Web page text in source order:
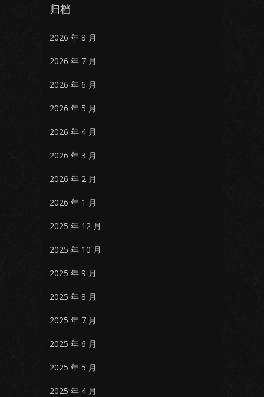
归档
2026 年 8 月
2026 年 7 月
2026 年 6 月
2026 年 5 月
2026 年 4 月
2026 年 3 月
2026 年 2 月
2026 年 1 月
2025 年 12 月
2025 年 10 月
2025 年 9 月
2025 年 8 月
2025 年 7 月
2025 年 6 月
2025 年 5 月
2025 年 4 月